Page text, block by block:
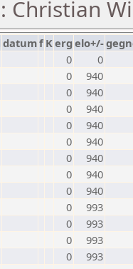
Christian
datumf Kerg elo+/-
0
0
0
940
0
940
0
940
0
940
0
940
0
940
0
940
0
940
0
993
0
993
0
993
0
993